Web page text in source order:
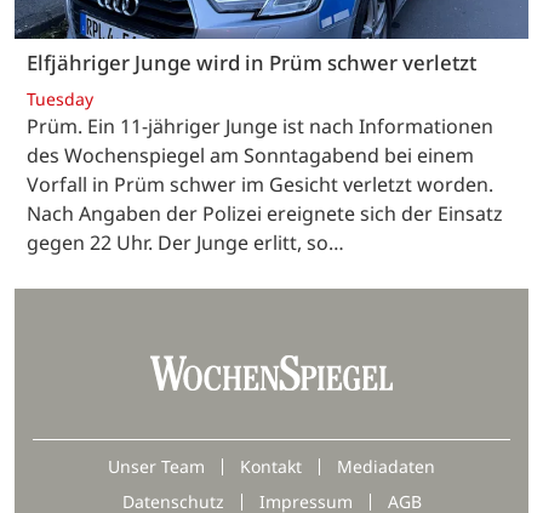
Elfjähriger Junge wird in Prüm schwer verletzt
Tuesday
Prüm. Ein 11-jähriger Junge ist nach Informationen
des Wochenspiegel am Sonntagabend bei einem
Vorfall in Prüm schwer im Gesicht verletzt worden.
Nach Angaben der Polizei ereignete sich der Einsatz
gegen 22 Uhr. Der Junge erlitt, so…
Unser Team Kontakt
Mediadaten
Datenschutz
Impressum AGB